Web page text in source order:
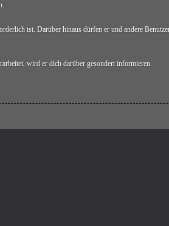
ist. Darüber hinaus dürfen er und andere
wird er dich darüber gesondert informieren.